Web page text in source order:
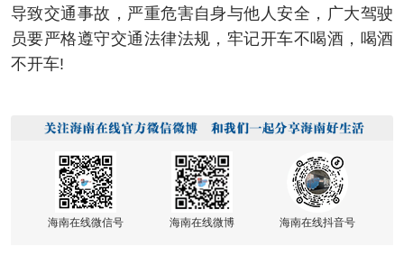
导致交通事故，严重危害自身与他人安全，广大驾驶
员要严格遵守交通法律法规，牢记开车不喝酒，喝酒
不开车!
海南在线微信号 海南在线微博 海南在线抖音号